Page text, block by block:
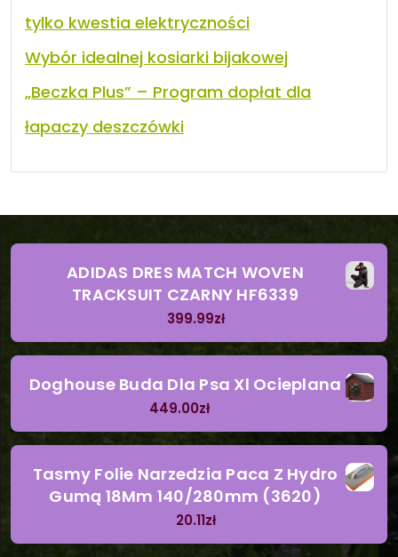
tylko kwestia elektryczności
Wybór idealnej kosiarki bijakowej
„Beczka Plus” – Program dopłat dla
łapaczy deszczówki
ADIDAS DRES MATCH WOVEN
TRACKSUIT CZARNY HF6339
399.99zł
Doghouse Buda Dla Psa Xl Ocieplana
449.00zł
Tasmy Folie Narzedzia Paca Z Hydro
Gumą 18Mm 140/280mm (3620)
20.11zł